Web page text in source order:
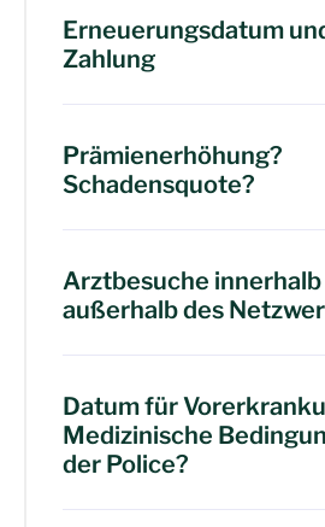
Erneuerungsdatum
Zahlung
Prämienerhöhung?
Schadensquote?
Arztbesuche
außerhalb des
Datum für
Medizinische
der Police?